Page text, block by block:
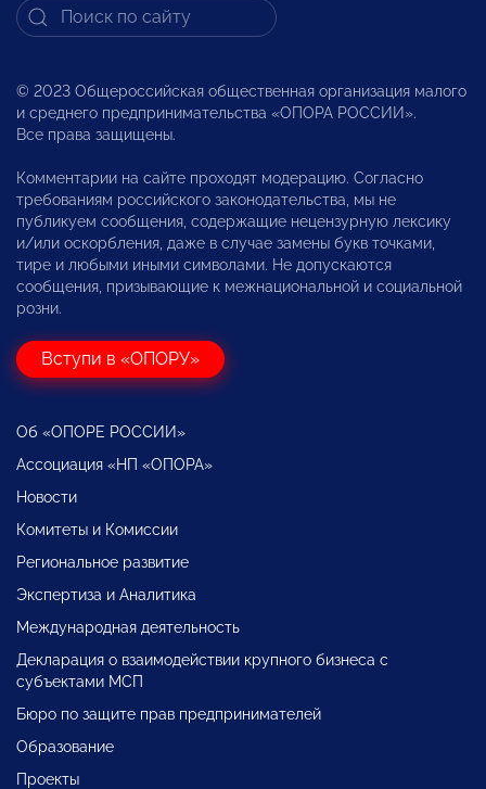
© 2023 Общероссийская общественная организация малого
и среднего предпринимательства «ОПОРА РОССИИ».
Все права защищены.
Комментарии на сайте проходят модерацию. Согласно
требованиям российского законодательства, мы не
публикуем сообщения, содержащие нецензурную лексику
и/или оскорбления, даже в случае замены букв точками,
тире и любыми иными символами. Не допускаются
сообщения, призывающие к межнациональной и социальной
розни.
Вступи в «ОПОРУ»
Об «ОПОРЕ РОССИИ»
Ассоциация «НП «ОПОРА»
Новости
Комитеты и Комиссии
Региональное развитие
Экспертиза и Аналитика
Международная деятельность
Декларация о взаимодействии крупного бизнеса с
субъектами МСП
Бюро по защите прав предпринимателей
Образование
Проекты